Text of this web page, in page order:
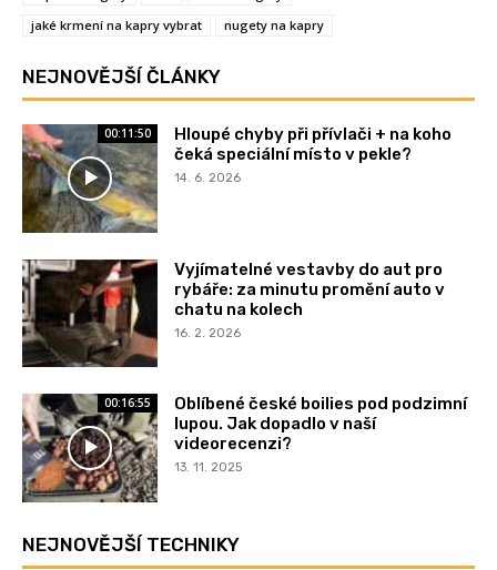
jaké krmení na kapry vybrat
nugety na kapry
NEJNOVĚJŠÍ ČLÁNKY
00:11:50
Hloupé chyby při přívlači + na koho
čeká speciální místo v pekle?
14. 6. 2026
Vyjímatelné vestavby do aut pro
rybáře: za minutu promění auto v
chatu na kolech
16. 2. 2026
00:16:55
Oblíbené české boilies pod podzimní
lupou. Jak dopadlo v naší
videorecenzi?
13. 11. 2025
NEJNOVĚJŠÍ TECHNIKY